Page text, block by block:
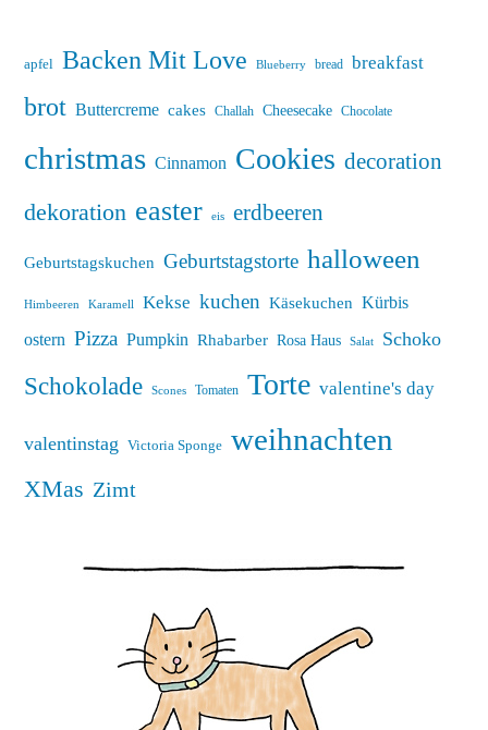
apfel Backen Mit Love Blueberry bread breakfast
brot Buttercreme cakes Challah Cheesecake Chocolate
christmas Cinnamon Cookies decoration
dekoration easter eis erdbeeren
Geburtstagskuchen Geburtstagstorte halloween
Himbeeren Karamell Kekse kuchen Käsekuchen Kürbis
ostern Pizza Pumpkin Rhabarber Rosa Haus Salat Schoko
Schokolade Scones Tomaten Torte valentine's day
valentinstag Victoria Sponge weihnachten
XMas Zimt